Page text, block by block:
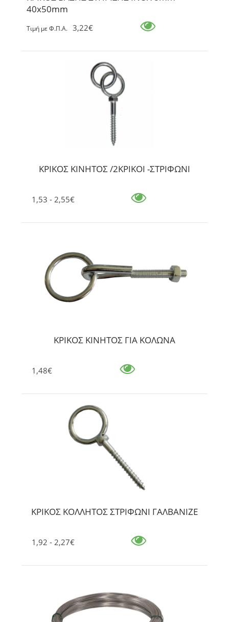
40x50mm
Tιμή με Φ.Π.Α. 3,22€
ΚΡΙΚΟΣ ΚΙΝΗΤΟΣ /2ΚΡΙΚΟΙ -ΣΤΡΙΦΩΝΙ
1,53 - 2,55€
ΚΡΙΚΟΣ ΚΙΝΗΤΟΣ ΓΙΑ ΚΟΛΩΝΑ
1,48€
ΚΡΙΚΟΣ ΚΟΛΛΗΤΟΣ ΣΤΡΙΦΩΝΙ ΓΑΛΒΑΝΙΖΕ
1,92 - 2,27€